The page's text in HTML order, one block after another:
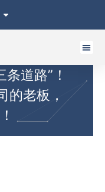
道路”！
的老板，